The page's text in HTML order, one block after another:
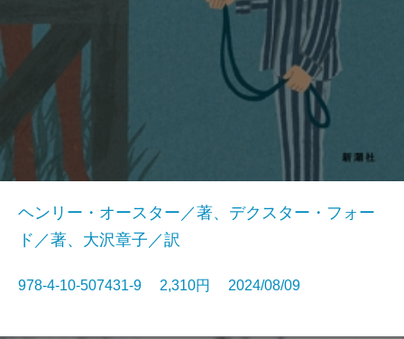
ヘンリー・オースター／著、デクスター・フォー
ド／著、大沢章子／訳
978-4-10-507431-9 2,310円 2024/08/09